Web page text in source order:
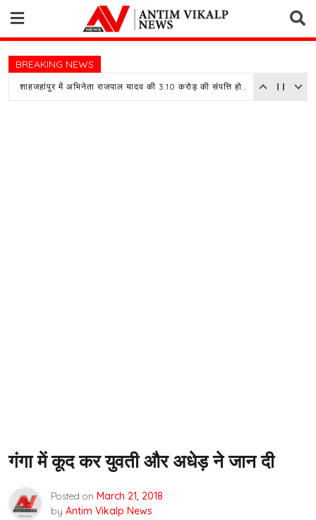
content
BREAKING NEWS
शाहजहांपुर में अभिनेता राजपाल यादव की 3.10 करोड़ की संपत्ति होगी नीलाम, बैंक ने चस्पा किया नोटिस
गंगा में कूद कर युवती और अधेड़ ने जान दी
Posted on March 21, 2018
by Antim Vikalp News